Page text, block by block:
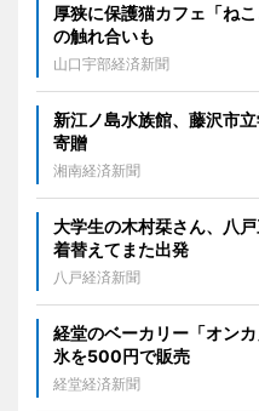
厚狭に保護猫カフェ「ね
の触れ合いも
山口宇部経済新聞
新江ノ島水族館、藤沢市
寄贈
湘南経済新聞
大学生の木村栞さん、八
着替えてまた出発
八戸経済新聞
経堂のベーカリー「オン
氷を500円で販売
経堂経済新聞